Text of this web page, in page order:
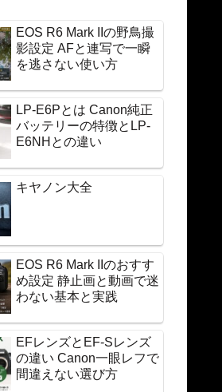
EOS R6 Mark IIの野鳥撮
影設定 AFと連写で一瞬
を逃さない使い方
LP-E6Pとは Canon純正
バッテリーの特徴とLP-
E6NHとの違い
キヤノン大全
EOS R6 Mark IIのおすす
め設定 静止画と動画で迷
わない基本と実践
EFレンズとEF-Sレンズ
の違い Canon一眼レフで
間違えない選び方